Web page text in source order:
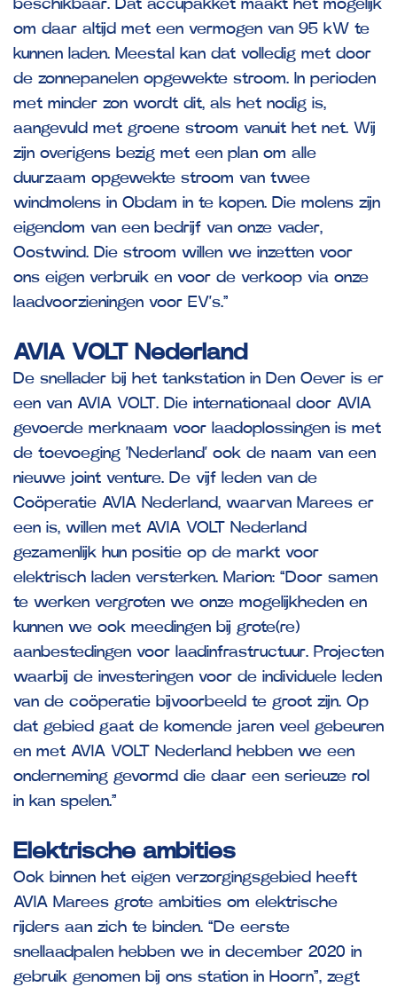
beschikbaar. Dat accupakket maakt het mogelijk
om daar altijd met een vermogen van 95 kW te
kunnen laden. Meestal kan dat volledig met door
de zonnepanelen opgewekte stroom. In perioden
met minder zon wordt dit, als het nodig is,
aangevuld met groene stroom vanuit het net. Wij
zijn overigens bezig met een plan om alle
duurzaam opgewekte stroom van twee
windmolens in Obdam in te kopen. Die molens zijn
eigendom van een bedrijf van onze vader,
Oostwind. Die stroom willen we inzetten voor
ons eigen verbruik en voor de verkoop via onze
laadvoorzieningen voor EV’s.”
AVIA VOLT Nederland
De snellader bij het tankstation in Den Oever is er
een van AVIA VOLT. Die internationaal door AVIA
gevoerde merknaam voor laadoplossingen is met
de toevoeging ‘Nederland’ ook de naam van een
nieuwe joint venture. De vijf leden van de
Coöperatie AVIA Nederland, waarvan Marees er
een is, willen met AVIA VOLT Nederland
gezamenlijk hun positie op de markt voor
elektrisch laden versterken. Marion: “Door samen
te werken vergroten we onze mogelijkheden en
kunnen we ook meedingen bij grote(re)
aanbestedingen voor laadinfrastructuur. Projecten
waarbij de investeringen voor de individuele leden
van de coöperatie bijvoorbeeld te groot zijn. Op
dat gebied gaat de komende jaren veel gebeuren
en met AVIA VOLT Nederland hebben we een
onderneming gevormd die daar een serieuze rol
in kan spelen.”
Elektrische ambities
Ook binnen het eigen verzorgingsgebied heeft
AVIA Marees grote ambities om elektrische
rijders aan zich te binden. “De eerste
snellaadpalen hebben we in december 2020 in
gebruik genomen bij ons station in Hoorn”, zegt